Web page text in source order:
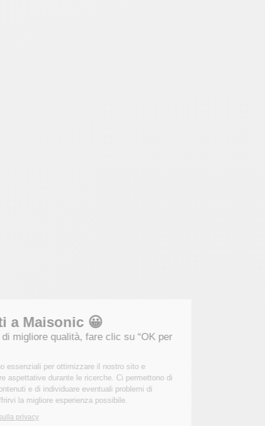
Benvenuti a Maisonic 😀
Per una visita di migliore qualità, fare clic su “OK per
Questi cookie sono essenziali per ottimizzare il nostro sito e
soddisfare le vostre aspettative durante le ricerche. Ci permettono di
personalizzare i contenuti e di individuare eventuali problemi di
navigazione per offrirvi la migliore esperienza possibile.
Leggi l'informativa sulla privacy